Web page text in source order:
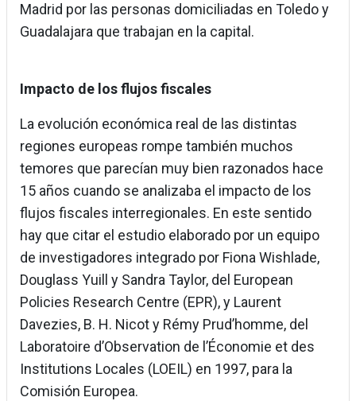
Madrid por las personas domiciliadas en Toledo y
Guadalajara que trabajan en la capital.
Impacto de los flujos fiscales
La evolución económica real de las distintas
regiones europeas rompe también muchos
temores que parecían muy bien razonados hace
15 años cuando se analizaba el impacto de los
flujos fiscales interregionales. En este sentido
hay que citar el estudio elaborado por un equipo
de investigadores integrado por Fiona Wishlade,
Douglass Yuill y Sandra Taylor, del European
Policies Research Centre (EPR), y Laurent
Davezies, B. H. Nicot y Rémy Prud’homme, del
Laboratoire d’Observation de l’Économie et des
Institutions Locales (LOEIL) en 1997, para la
Comisión Europea.